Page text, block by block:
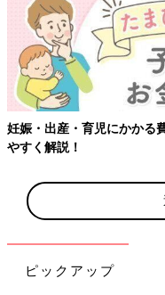
妊娠・出産・育児にかかる
やすく解説！
ピックアップ